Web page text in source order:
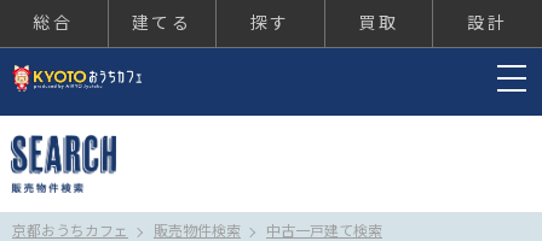
総合 建てる 探す 買取 設計
京都おうちカフェ 販売物件検索 中古一戸建て検索